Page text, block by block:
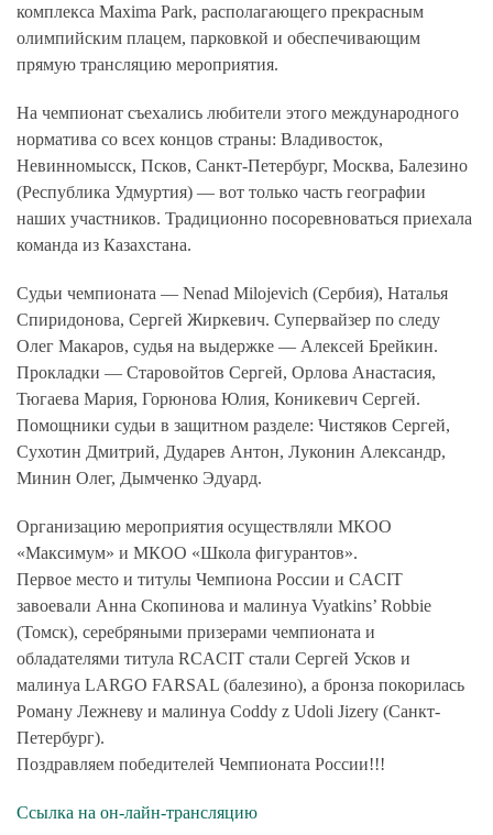
комплекса Maxima Park, располагающего прекрасным
олимпийским плацем, парковкой и обеспечивающим
прямую трансляцию мероприятия.
На чемпионат съехались любители этого международного
норматива со всех концов страны: Владивосток,
Невинномысск, Псков, Санкт-Петербург, Москва, Балезино
(Республика Удмуртия) — вот только часть географии
наших участников. Традиционно посоревноваться приехала
команда из Казахстана.
Судьи чемпионата — Nenad Milojevich (Сербия), Наталья
Спиридонова, Сергей Жиркевич. Супервайзер по следу
Олег Макаров, судья на выдержке — Алексей Брейкин.
Прокладки — Старовойтов Сергей, Орлова Анастасия,
Тюгаева Мария, Горюнова Юлия, Коникевич Сергей.
Помощники судьи в защитном разделе: Чистяков Сергей,
Сухотин Дмитрий, Дударев Антон, Луконин Александр,
Минин Олег, Дымченко Эдуард.
Организацию мероприятия осуществляли МКОО
«Максимум» и МКОО «Школа фигурантов».
Первое место и титулы Чемпиона России и CACIT
завоевали Анна Скопинова и малинуа Vyatkins’ Robbie
(Томск), серебряными призерами чемпионата и
обладателями титула RCACIT стали Сергей Усков и
малинуа LARGO FARSAL (балезино), а бронза покорилась
Роману Лежневу и малинуа Coddy z Udoli Jizery (Санкт-
Петербург).
Поздравляем победителей Чемпионата России!!!
Ссылка на он-лайн-трансляцию